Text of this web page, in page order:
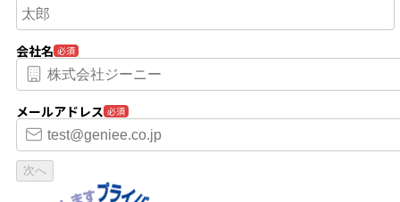
会社名 必須
メールアドレス 必須
次へ